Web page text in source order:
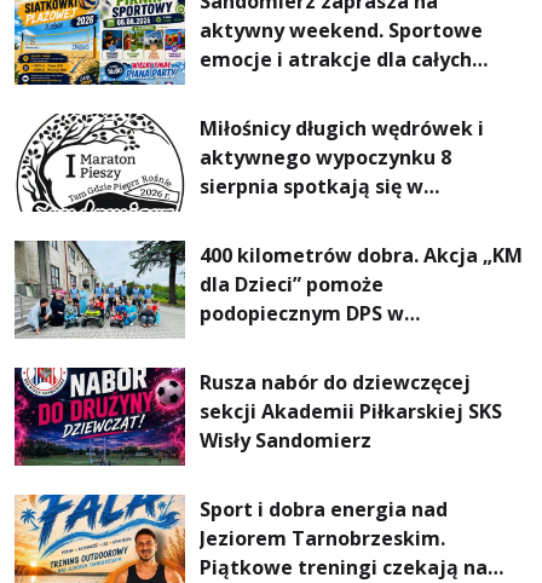
aktywny weekend. Sportowe
emocje i atrakcje dla całych
Miłośnicy długich wędrówek i
aktywnego wypoczynku 8
sierpnia spotkają się w
Pieszym „Tam Gdzie Pieprz
Rośnie”
400 kilometrów dobra. Akcja „KM
dla Dzieci” pomoże
podopiecznym DPS w
Rusza nabór do dziewczęcej
sekcji Akademii Piłkarskiej SKS
Wisły Sandomierz
Sport i dobra energia nad
Jeziorem Tarnobrzeskim.
Piątkowe treningi czekają na